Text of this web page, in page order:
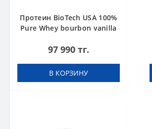
Протеин BioTech USA 100%
Pure Whey bourbon vanilla
97 990 тг.
В КОРЗИНУ